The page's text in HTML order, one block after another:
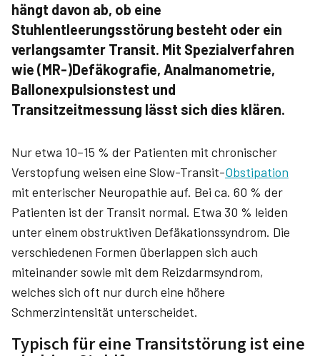
hängt davon ab, ob eine
Stuhlentleerungsstörung besteht oder ein
verlangsamter Transit. Mit Spezialverfahren
wie (MR-)Defäkografie, Analmanometrie,
Ballonexpulsionstest und
Transitzeitmessung lässt sich dies klären.
Nur etwa 10–15 % der Patienten mit chronischer
Verstopfung weisen eine Slow-Transit-Obstipation
mit enterischer Neuropathie auf. Bei ca. 60 % der
Patienten ist der Transit normal. Etwa 30 % leiden
unter einem obstruktiven Defäkationssyndrom. Die
verschiedenen Formen überlappen sich auch
miteinander sowie mit dem Reizdarmsyndrom,
welches sich oft nur durch eine höhere
Schmerzintensität unterscheidet.
Typisch für eine Transitstörung ist eine